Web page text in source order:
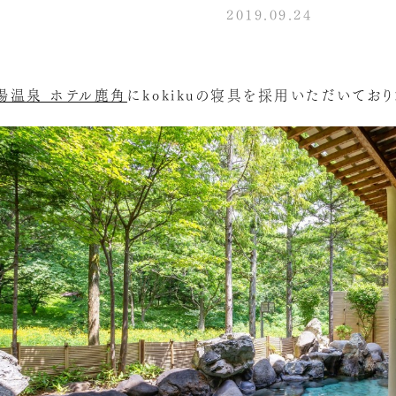
2019.09.24
温泉 ホテル鹿角 にkokikuの寝具を採用いただいており